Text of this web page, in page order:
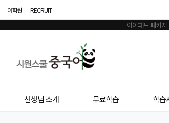
어학원 RECRUIT
선생님 소개 무료학습 학습